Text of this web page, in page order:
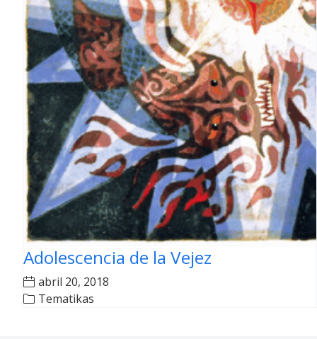
Adolescencia de la Vejez
abril 20, 2018
Tematikas